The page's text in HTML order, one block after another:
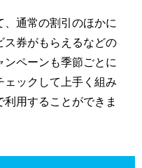
通常の割引のほかに
ス券がもらえるなどの
ペーンも季節ごとに
ェックして上手く組み
用することができま